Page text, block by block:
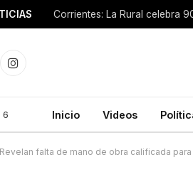
Instagram
6 Inicio Videos
Revelan falta de mano de obra calificada